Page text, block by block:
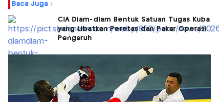
Baca Juga :
CIA Diam-diam Bentuk Satuan Tugas Kuba
yang Libatkan Peretas dan Pakar Operasi
Pengaruh